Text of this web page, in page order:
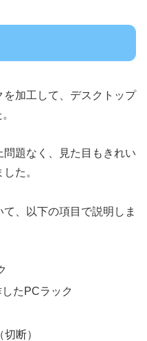
加工して、デスクトップ
題なく、見た目もきれい
た。
、以下の項目で説明しま
たPCラック
断）